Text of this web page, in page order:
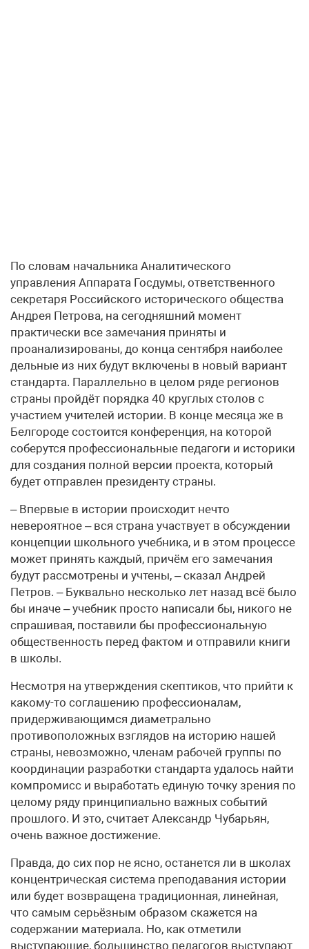
По словам начальника Аналитического
управления Аппарата Госдумы, ответственного
секретаря Российского исторического общества
Андрея Петрова, на сегодняшний момент
практически все замечания приняты и
проанализированы, до конца сентября наиболее
дельные из них будут включены в новый вариант
стандарта. Параллельно в целом ряде регионов
страны пройдёт порядка 40 круглых столов с
участием учителей истории. В конце месяца же в
Белгороде состоится конференция, на которой
соберутся профессиональные педагоги и историки
для создания полной версии проекта, который
будет отправлен президенту страны.
– Впервые в истории происходит нечто
невероятное – вся страна участвует в обсуждении
концепции школьного учебника, и в этом процессе
может принять каждый, причём его замечания
будут рассмотрены и учтены, – сказал Андрей
Петров. – Буквально несколько лет назад всё было
бы иначе – учебник просто написали бы, никого не
спрашивая, поставили бы профессиональную
общественность перед фактом и отправили книги
в школы.
Несмотря на утверждения скептиков, что прийти к
какому-то соглашению профессионалам,
придерживающимся диаметрально
противоположных взглядов на историю нашей
страны, невозможно, членам рабочей группы по
координации разработки стандарта удалось найти
компромисс и выработать единую точку зрения по
целому ряду принципиально важных событий
прошлого. И это, считает Александр Чубарьян,
очень важное достижение.
Правда, до сих пор не ясно, останется ли в школах
концентрическая система преподавания истории
или будет возвращена традиционная, линейная,
что самым серьёзным образом скажется на
содержании материала. Но, как отметили
выступающие, большинство педагогов выступают